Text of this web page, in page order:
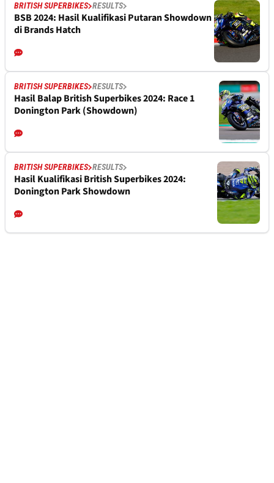
BRITISH SUPERBIKES RESULTS
BSB 2024: Hasil Kualifikasi Putaran Showdown
di Brands Hatch
BRITISH SUPERBIKES RESULTS
Hasil Balap British Superbikes 2024: Race 1
Donington Park (Showdown)
BRITISH SUPERBIKES RESULTS
Hasil Kualifikasi British Superbikes 2024:
Donington Park Showdown